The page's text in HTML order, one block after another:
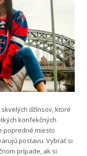
džínsov, ktoré
konfekčných
popredné miesto
postavu. Vybrať si
prípade, ak si